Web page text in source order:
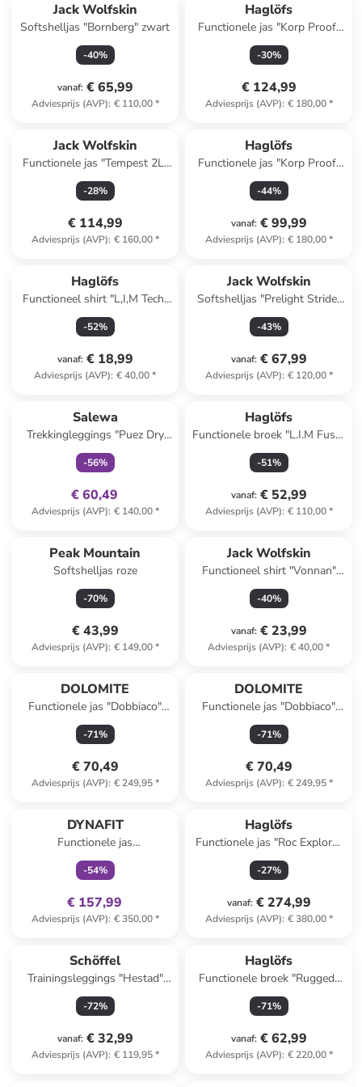
Jack Wolfskin
Softshelljas "Bornberg" zwart
-40%
vanaf: € 65,99
Adviesprijs (AVP): € 110,00*
Haglöfs
Functionele jas "Korp Proof"
donkerblauw
-30%
€ 124,99
Adviesprijs (AVP): € 180,00*
Jack Wolfskin
Functionele jas "Tempest 2L"
zwart
-28%
€ 114,99
Adviesprijs (AVP): € 160,00*
Haglöfs
Functionele jas "Korp Proof"
donkerblauw
-44%
vanaf: € 99,99
Adviesprijs (AVP): € 180,00*
Haglöfs
Functioneel shirt "L,I,M Tech"
rood
-52%
vanaf: € 18,99
Adviesprijs (AVP): € 40,00*
Jack Wolfskin
Softshelljas "Prelight Stride"
zwart
-43%
vanaf: € 67,99
Adviesprijs (AVP): € 120,00*
Salewa
Trekkingleggings "Puez Dry
Responsive" bordeaux/zwart
-56%
€ 60,49
Adviesprijs (AVP): € 140,00*
Haglöfs
Functionele broek "L.I.M Fuse"
grijs
-51%
vanaf: € 52,99
Adviesprijs (AVP): € 110,00*
Peak Mountain
Softshelljas roze
-70%
€ 43,99
Adviesprijs (AVP): € 149,00*
Jack Wolfskin
Functioneel shirt "Vonnan"
donkerblauw
-40%
vanaf: € 23,99
Adviesprijs (AVP): € 40,00*
DOLOMITE
Functionele jas "Dobbiaco"
groen
-71%
€ 70,49
Adviesprijs (AVP): € 249,95*
DOLOMITE
Functionele jas "Dobbiaco"
lichtbruin
-71%
€ 70,49
Adviesprijs (AVP): € 249,95*
DYNAFIT
Functionele jas
"TRANSALPER GTX"
groen/bordeaux
-54%
€ 157,99
Adviesprijs (AVP): € 350,00*
Haglöfs
Functionele jas "Roc Explore"
grijs/donkerblauw
-27%
vanaf: € 274,99
Adviesprijs (AVP): € 380,00*
Schöffel
Trainingsleggings "Hestad"
lila/donkerblauw
-72%
vanaf: € 32,99
Adviesprijs (AVP): € 119,95*
Haglöfs
Functionele broek "Rugged"
zwart
-71%
vanaf: € 62,99
Adviesprijs (AVP): € 220,00*